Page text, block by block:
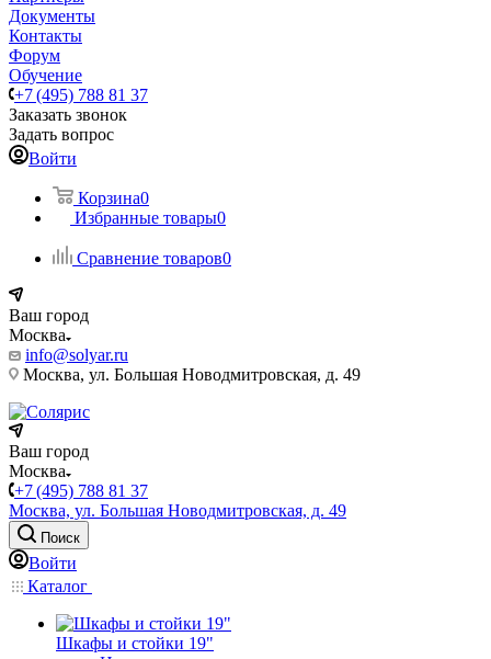
Документы
Контакты
Форум
Обучение
+7 (495) 788 81 37
Заказать звонок
Задать вопрос
Войти
Корзина0
Избранные товары0
Сравнение товаров0
Ваш город
Москва
info@solyar.ru
Москва, ул. Большая Новодмитровская, д. 49
Ваш город
Москва
+7 (495) 788 81 37
Москва, ул. Большая Новодмитровская, д. 49
Поиск
Войти
Каталог
Шкафы и стойки 19"